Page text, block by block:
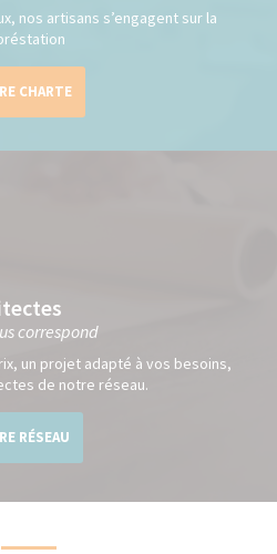
nos artisans s’engagent sur la
CHARTE
correspond
un projet adapté à vos besoins,
de notre réseau.
RÉSEAU